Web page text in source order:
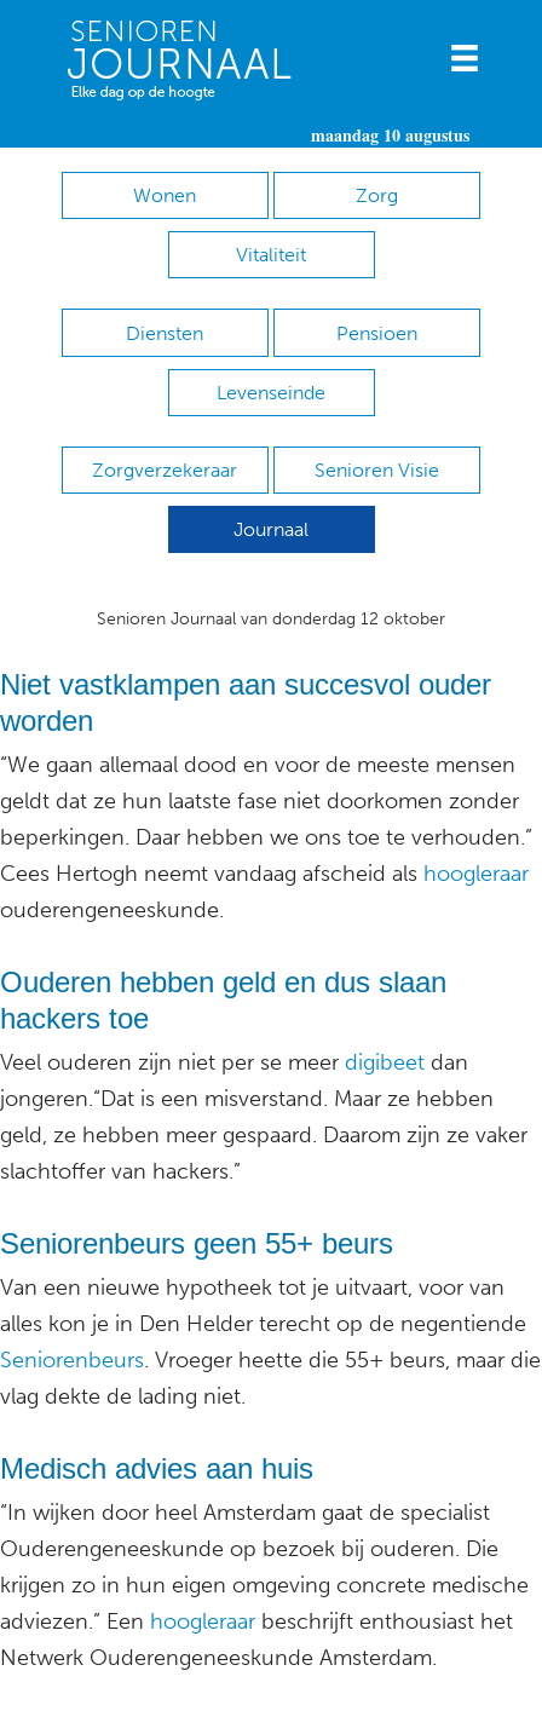
maandag 10 augustus
Wonen Zorg
Vitaliteit
Diensten Pensioen
Levenseinde
Zorgverzekeraar Senioren Visie
Journaal
Senioren Journaal van donderdag 12 oktober
Niet vastklampen aan succesvol ouder
worden
“We gaan allemaal dood en voor de meeste mensen
geldt dat ze hun laatste fase niet doorkomen zonder
beperkingen. Daar hebben we ons toe te verhouden.”
Cees Hertogh neemt vandaag afscheid als hoogleraar
ouderengeneeskunde.
Ouderen hebben geld en dus slaan
hackers toe
Veel ouderen zijn niet per se meer digibeet dan
jongeren.“Dat is een misverstand. Maar ze hebben
geld, ze hebben meer gespaard. Daarom zijn ze vaker
slachtoffer van hackers.”
Seniorenbeurs geen 55+ beurs
Van een nieuwe hypotheek tot je uitvaart, voor van
alles kon je in Den Helder terecht op de negentiende
Seniorenbeurs. Vroeger heette die 55+ beurs, maar die
vlag dekte de lading niet.
Medisch advies aan huis
“In wijken door heel Amsterdam gaat de specialist
Ouderengeneeskunde op bezoek bij ouderen. Die
krijgen zo in hun eigen omgeving concrete medische
adviezen.” Een hoogleraar beschrijft enthousiast het
Netwerk Ouderengeneeskunde Amsterdam.